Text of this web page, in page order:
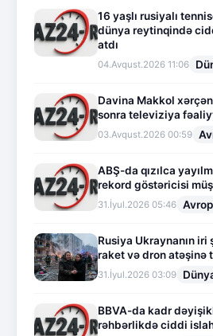
16 yaşlı rusiyalı
dünya reytinqində
atdı
04.Avqust.2026 11:06
Davina Makkol
sonra televiziya
03.Avqust.2026 00:59
ABŞ-da qızılca
rekord göstəricisi
31.İyul.2026 05:46
Rusiya Ukraynanın
raket və dron atəşinə
31.İyul.2026 03:09
BBVA-da kadr
rəhbərlikdə ciddi